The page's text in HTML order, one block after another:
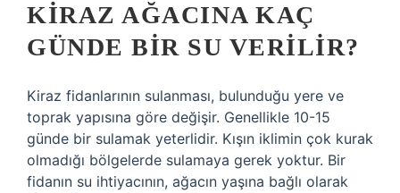
KIRAZ AĞACINA KAÇ
GÜNDE BIR SU VERILIR?
Kiraz fidanlarının sulanması, bulunduğu yere ve
toprak yapısına göre değişir. Genellikle 10-15
günde bir sulamak yeterlidir. Kışın iklimin çok kurak
olmadığı bölgelerde sulamaya gerek yoktur. Bir
fidanın su ihtiyacının, ağacın yaşına bağlı olarak